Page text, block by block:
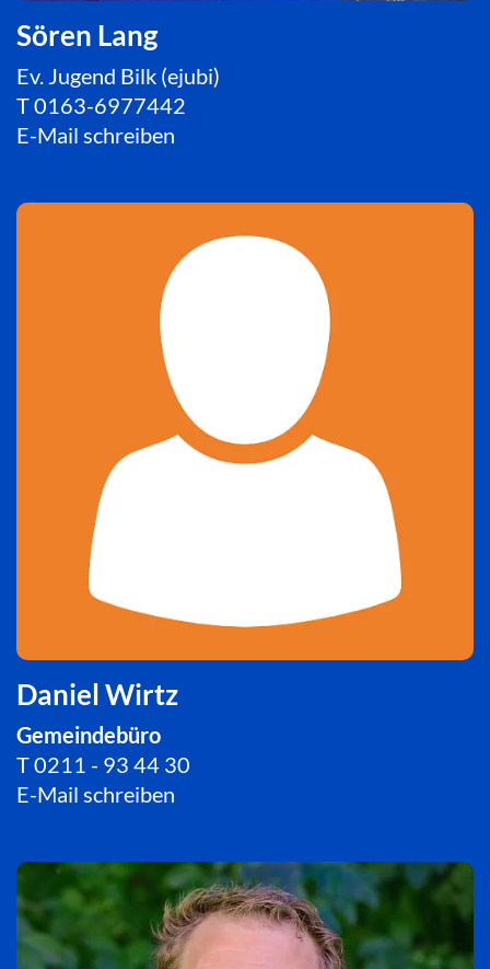
Sören Lang
Ev. Jugend Bilk (ejubi)
T0163-6977442
E-Mail schreiben
Daniel Wirtz
Gemeindebüro
T0211 - 93 44 30
E-Mail schreiben